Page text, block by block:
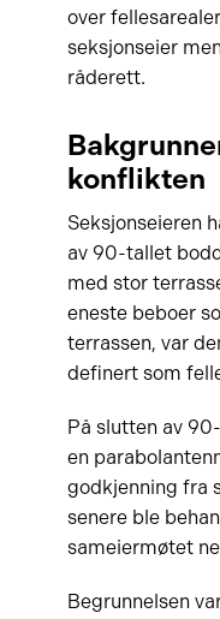
over
seksjonseier
råderett.
konflikten
Seksjonseieren
av 90-tallet
med stor
eneste beboer
terrassen, var
definert som
På slutten av
en
godkjenning fra
senere ble
sameiermøtet
Begrunnelsen